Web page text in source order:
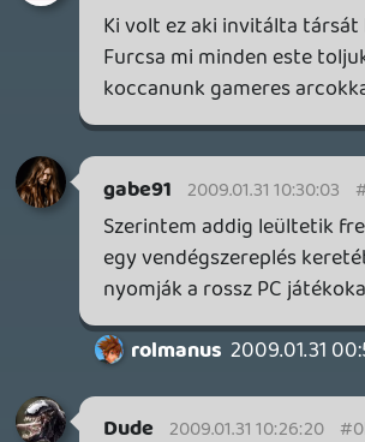
Madroy 2009.01.30 22:44:08 #0kvf3
Liquid ezek szerint tényleg látta az Alan
Wake-t , ha ilyeneket mond a
megjelenésével kapcsolatban ,
mindenesetre én nagyon remélem , hogy
nem lesz igazad és meg jelenik idén
viszont nagyon kiváncsi lennék az E3as
játékra .
2009.01.30 22:41:46#0kvf2
Ez régebbiekre volt igaz , mostaniakban
már a többiek is sokkal többet beszélnek
amúgy megint jó volt .